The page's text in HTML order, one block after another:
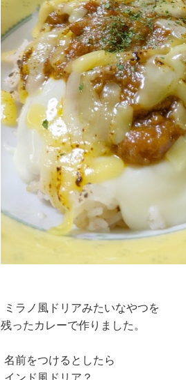
ミラノ風ドリアみたいなやつを
残ったカレーで作りました。
名前をつけるとしたら
インド風ドリア？